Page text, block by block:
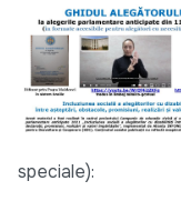
speciale):